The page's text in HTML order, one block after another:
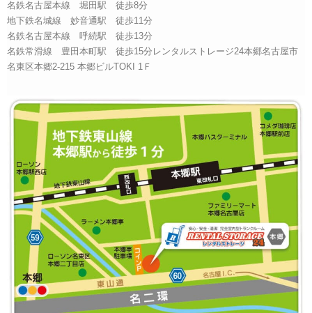
名鉄名古屋本線 堀田駅 徒歩8分
地下鉄名城線 妙音通駅 徒歩11分
名鉄名古屋本線 呼続駅 徒歩13分
名鉄常滑線 豊田本町駅 徒歩15分レンタルストレージ24本郷名古屋市
名東区本郷2-215 本郷ビルTOKI 1Ｆ